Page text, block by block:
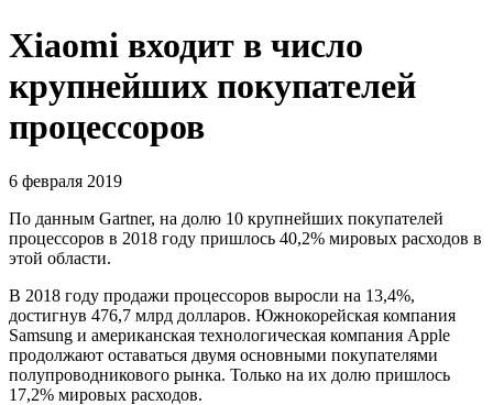
Xiaomi входит в число
крупнейших покупателей
процессоров
6 февраля 2019
По данным Gartner, на долю 10 крупнейших покупателей
процессоров в 2018 году пришлось 40,2% мировых расходов в
этой области.
В 2018 году продажи процессоров выросли на 13,4%,
достигнув 476,7 млрд долларов. Южнокорейская компания
Samsung и американская технологическая компания Apple
продолжают оставаться двумя основными покупателями
полупроводникового рынка. Только на их долю пришлось
17,2% мировых расходов.